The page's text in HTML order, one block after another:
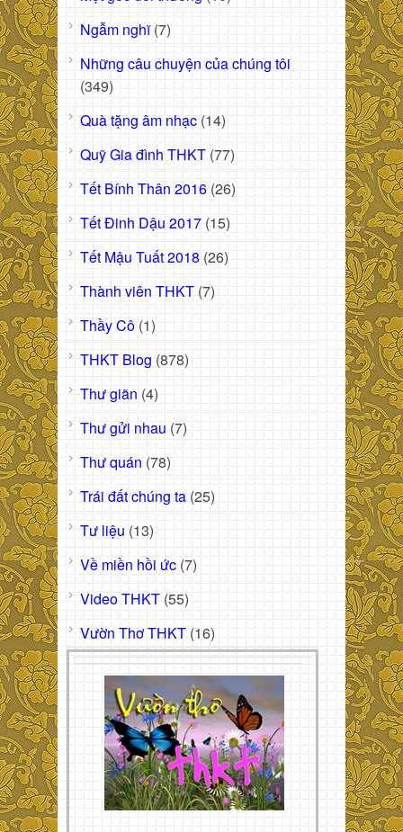
Ngẫm nghĩ(7)
Những câu chuyện của chúng tôi
(349)
Quà tặng âm nhạc (14)
Quỹ Gia đình THKT (77)
Tết Bính Thân 2016 (26)
Tết Đinh Dậu 2017 (15)
Tết Mậu Tuất 2018 (26)
Thành viên THKT (7)
Thầy Cô (1)
THKT Blog (878)
Thư giãn (4)
Thư gửi nhau (7)
Thư quán (78)
Trái đất chúng ta (25)
Tư liệu (13)
Về miền hồi ức (7)
Video THKT (55)
Vườn Thơ THKT (16)